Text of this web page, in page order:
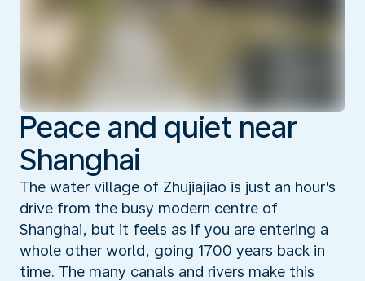
Peace and quiet near
Shanghai
The water village of Zhujiajiao is just an hour's
drive from the busy modern centre of
Shanghai, but it feels as if you are entering a
whole other world, going 1700 years back in
time. The many canals and rivers make this